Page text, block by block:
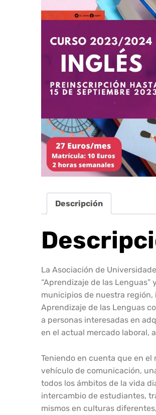
Descripción
La Asociación de
“Aprendizaje de las
municipios de nuestra
Aprendizaje de las Lenguas
a personas interesadas en
en el actual mercado laboral,
Teniendo en cuenta que en el
vehículo de comunicación,
todos los ámbitos de la vida
intercambio de estudiantes,
mismos en culturas